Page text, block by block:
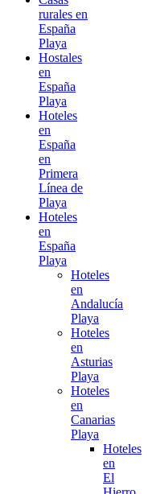
rurales en
España
Playa
Hostales
en
España
Playa
Hoteles
en
España
en
Primera
Línea de
Playa
Hoteles
en
España
Playa
Hoteles
en
Andalucía
Playa
Hoteles
en
Asturias
Playa
Hoteles
en
Canarias
Playa
Hoteles
en
El